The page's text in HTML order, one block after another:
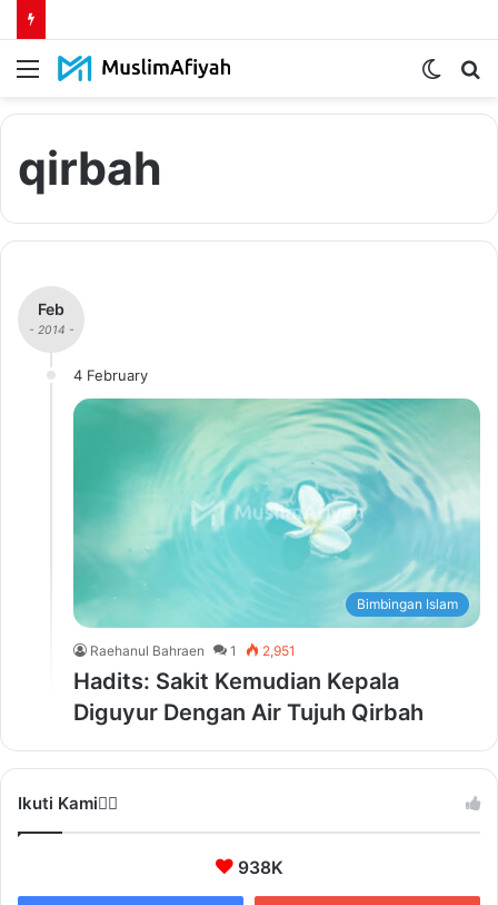
Menu
Switch
qirbah
Feb
- 2014 -
4 February
Bimbingan Islam
Raehanul Bahraen 1 2,951
Hadits: Sakit Kemudian Kepala
Diguyur Dengan Air Tujuh Qirbah
Ikuti Kami❤️‍🔥
938K